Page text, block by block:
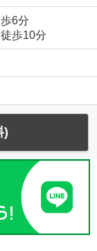
6分
歩10分
)